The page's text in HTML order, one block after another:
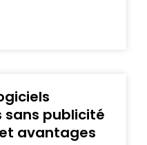
publicité
avantages